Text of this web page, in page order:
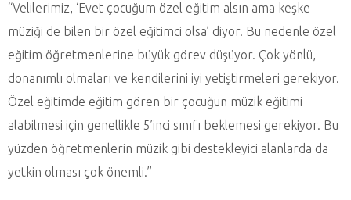
“Velilerimiz, ‘Evet çocuğum özel eğitim alsın ama keşke
müziği de bilen bir özel eğitimci olsa’ diyor. Bu nedenle özel
eğitim öğretmenlerine büyük görev düşüyor. Çok yönlü,
donanımlı olmaları ve kendilerini iyi yetiştirmeleri gerekiyor.
Özel eğitimde eğitim gören bir çocuğun müzik eğitimi
alabilmesi için genellikle 5’inci sınıfı beklemesi gerekiyor. Bu
yüzden öğretmenlerin müzik gibi destekleyici alanlarda da
yetkin olması çok önemli.”